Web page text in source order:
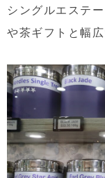
シングルエステ
や茶ギフトと幅